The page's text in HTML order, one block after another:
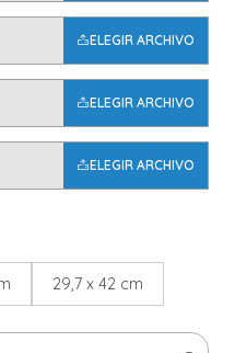
ELEGIR ARCHIVO
ELEGIR ARCHIVO
ELEGIR ARCHIVO
29,7 x 42 cm